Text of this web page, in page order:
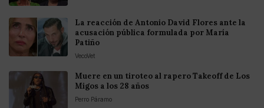
La reacción de Antonio David Flores ante la
acusación pública formulada por María
Patiño
VecoVet
Muere en un tiroteo al rapero Takeoff de Los
Migos a los 28 años
Perro Páramo